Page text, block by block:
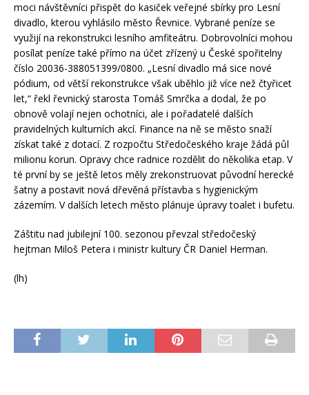
moci návštěvníci přispět do kasiček veřejné sbírky pro Lesní
divadlo, kterou vyhlásilo město Řevnice. Vybrané peníze se
využijí na rekonstrukci lesního amfiteátru. Dobrovolníci mohou
posílat peníze také přímo na účet zřízený u České spořitelny
číslo 20036-388051399/0800. „Lesní divadlo má sice nové
pódium, od větší rekonstrukce však uběhlo již více než čtyřicet
let,“ řekl řevnický starosta Tomáš Smrčka a dodal, že po
obnově volají nejen ochotníci, ale i pořadatelé dalších
pravidelných kulturních akcí. Finance na ně se město snaží
získat také z dotací. Z rozpočtu Středočeského kraje žádá půl
milionu korun. Opravy chce radnice rozdělit do několika etap. V
té první by se ještě letos měly zrekonstruovat původní herecké
šatny a postavit nová dřevěná přístavba s hygienickým
zázemím. V dalších letech město plánuje úpravy toalet i bufetu.
Záštitu nad jubilejní 100. sezonou převzal středočeský
hejtman Miloš Petera i ministr kultury ČR Daniel Herman.
(lh)